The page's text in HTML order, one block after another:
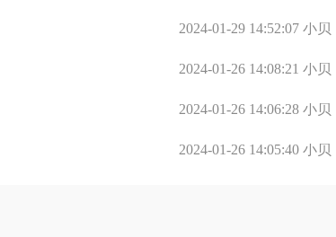
2024-01-29 14:52:07 小贝
2024-01-26 14:08:21 小贝
2024-01-26 14:06:28 小贝
2024-01-26 14:05:40 小贝